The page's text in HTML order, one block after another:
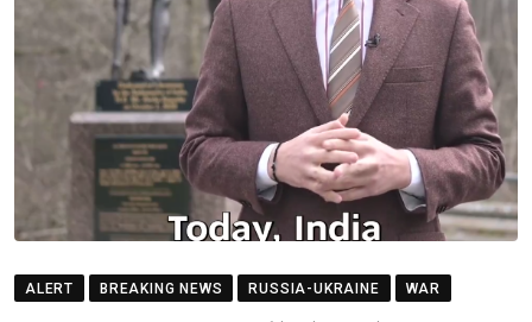
ALERT BREAKING NEWS RUSSIA-UKRAINE WAR